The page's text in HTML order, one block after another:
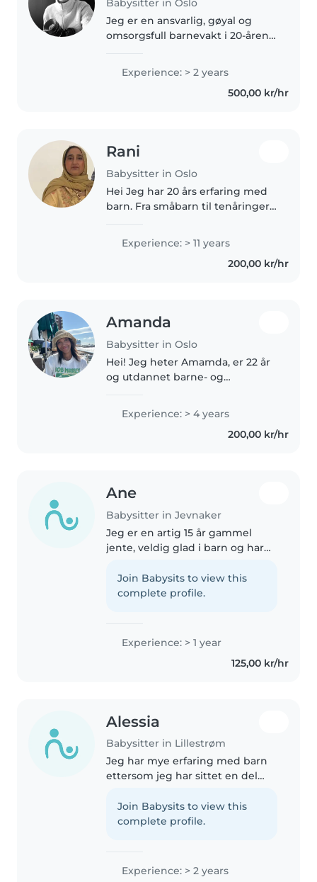
Babysitter in Oslo
Jeg er en ansvarlig, gøyal og
omsorgsfull barnevakt i 20-årene
barnepass. Jeg har erfaring med
barn i alderen fra småbarn til
småskoleelever, inkludert
Experience: > 2 years
500,00 kr/hr
Rani
Babysitter in Oslo
Hei Jeg har 20 års erfaring med
barn. Fra småbarn til tenåringer.
og som dagmamma. Du kan
kontakte meg hvis du har
spørsmål angående min
Experience: > 11 years
200,00 kr/hr
Amanda
Babysitter in Oslo
Hei! Jeg heter Amamda, er 22 år
og utdannet barne- og
årene har jeg jobbet fulltid med
barn i ulike aldre, både i
barnehage og skole/SFO.
Experience: > 4 years
200,00 kr/hr
Ane
Babysitter in Jevnaker
Jeg er en artig 15 år gammel
jente, veldig glad i barn og har
med dem. Mange år i speideren
hvor jeg leder over barn og
Join Babysits to view this
complete profile.
Experience: > 1 year
125,00 kr/hr
Alessia
Babysitter in Lillestrøm
Jeg har mye erfaring med barn
ettersom jeg har sittet en del
på 6 år. Jeg er en ansvarlig,
vennlig og empati-full barnevakt
Join Babysits to view this
complete profile.
Experience: > 2 years